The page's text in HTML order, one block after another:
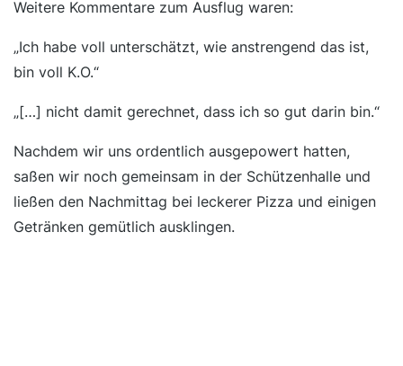
Weitere Kommentare zum Ausflug waren:
„Ich habe voll unterschätzt, wie anstrengend das ist,
bin voll K.O.“
„[…] nicht damit gerechnet, dass ich so gut darin bin.“
Nachdem wir uns ordentlich ausgepowert hatten,
saßen wir noch gemeinsam in der Schützenhalle und
ließen den Nachmittag bei leckerer Pizza und einigen
Getränken gemütlich ausklingen.